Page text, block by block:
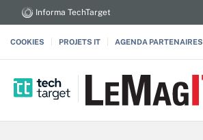
Informa TechTarget
COOKIES PROJETS IT AGENDA PARTENAIRES